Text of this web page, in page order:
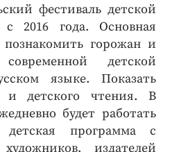
фестиваль детской
2016 года. Основная
горожан и
детской
языке. Показать
и детского чтения. В
будет работать
программа с
издателей